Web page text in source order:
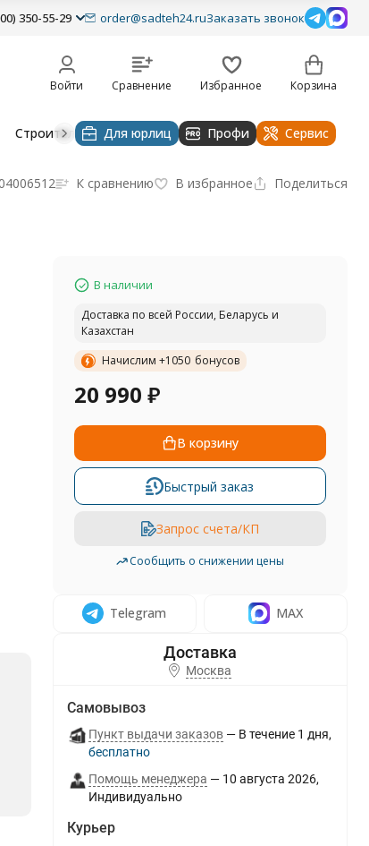
350-55-29 order@sadteh24.ruЗаказать звонок
Войти Сравнение Избранное Корзина
Строительная техника Очистительные устройства
Для юрлиц Профи Сервис
К сравнению В избранное Поделиться
В наличии
Доставка по всей России, Беларусь и
Казахстан
Начислим +1050 бонусов
20 990 ₽
В корзину
Быстрый заказ
Запрос счета/КП
Сообщить о снижении цены
Telegram MAX
Москва
Самовывоз
Пункт выдачи заказов В течение 1 дня
Бесплатно
Помощь менеджера
10 августа 2026
Индивидуально
Курьер